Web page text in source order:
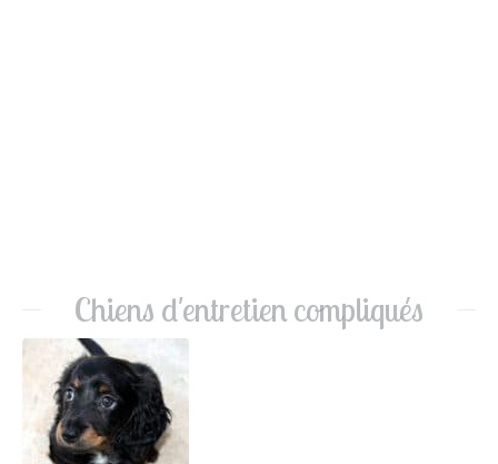
Chiens d'entretien compliqués